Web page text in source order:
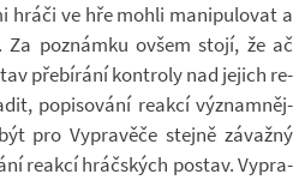
hráči ve hře mohli ma­ni­pu­lo­vat a
po­známku ovšem stojí, že ač
pře­bí­rání kon­t­roly nad je­jich re­
po­pi­so­vání re­akcí vý­znam­něj­
pro Vy­pra­věče stejně zá­važný
re­akcí hráč­ských po­stav. Vy­pra­